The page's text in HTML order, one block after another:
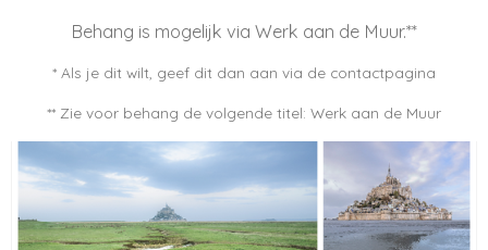
Behang is mogelijk via Werk aan de Muur.**
* Als je dit wilt, geef dit dan aan via de contactpagina
** Zie voor behang de volgende titel: Werk aan de Muur